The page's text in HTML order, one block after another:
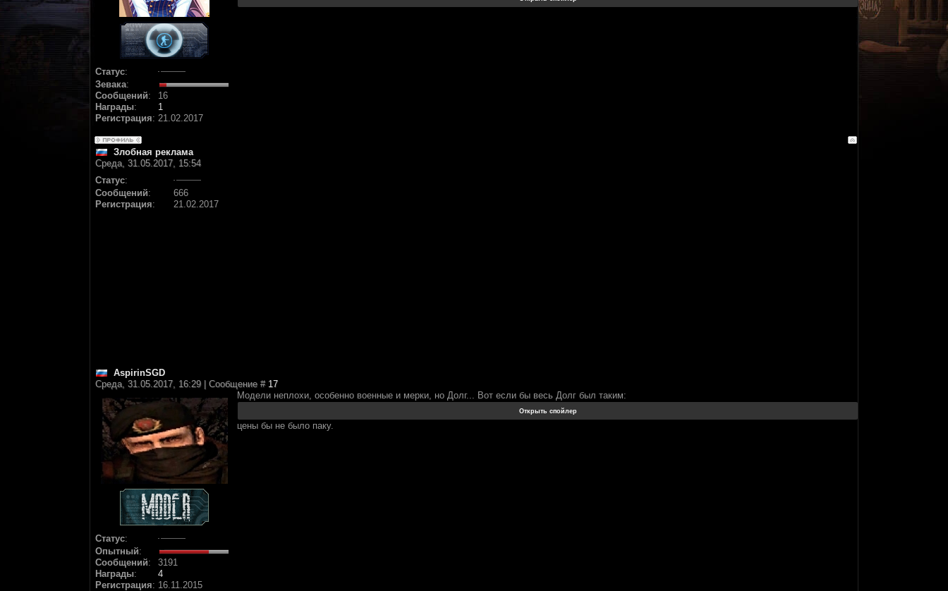
Статус:
Зевака:
Сообщений:
16
Награды:
1
Регистрация: 21.02.2017
Злобная реклама
Среда, 31.05.2017, 15:54
Статус:
Сообщений:
666
Регистрация: 21.02.2017
AspirinSGD
Среда, 31.05.2017, 16:29 | Сообщение # 17
Статус:
Опытный:
Сообщений:
3191
Награды:
4
Регистрация: 16.11.2015
Модели неплохи, особенно военные и мерки, но Долг... Вот если бы весь Долг был таким:
цены бы не было паку.